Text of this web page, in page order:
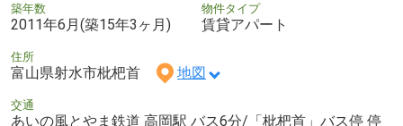
築年数
2011年6月(築15年3ヶ月)
物件タイプ
賃貸アパート
住所
富山県射水市枇杷首 地図
交通
あいの風とやま鉄道 高岡駅 バス6分/「枇杷首」バス停 停